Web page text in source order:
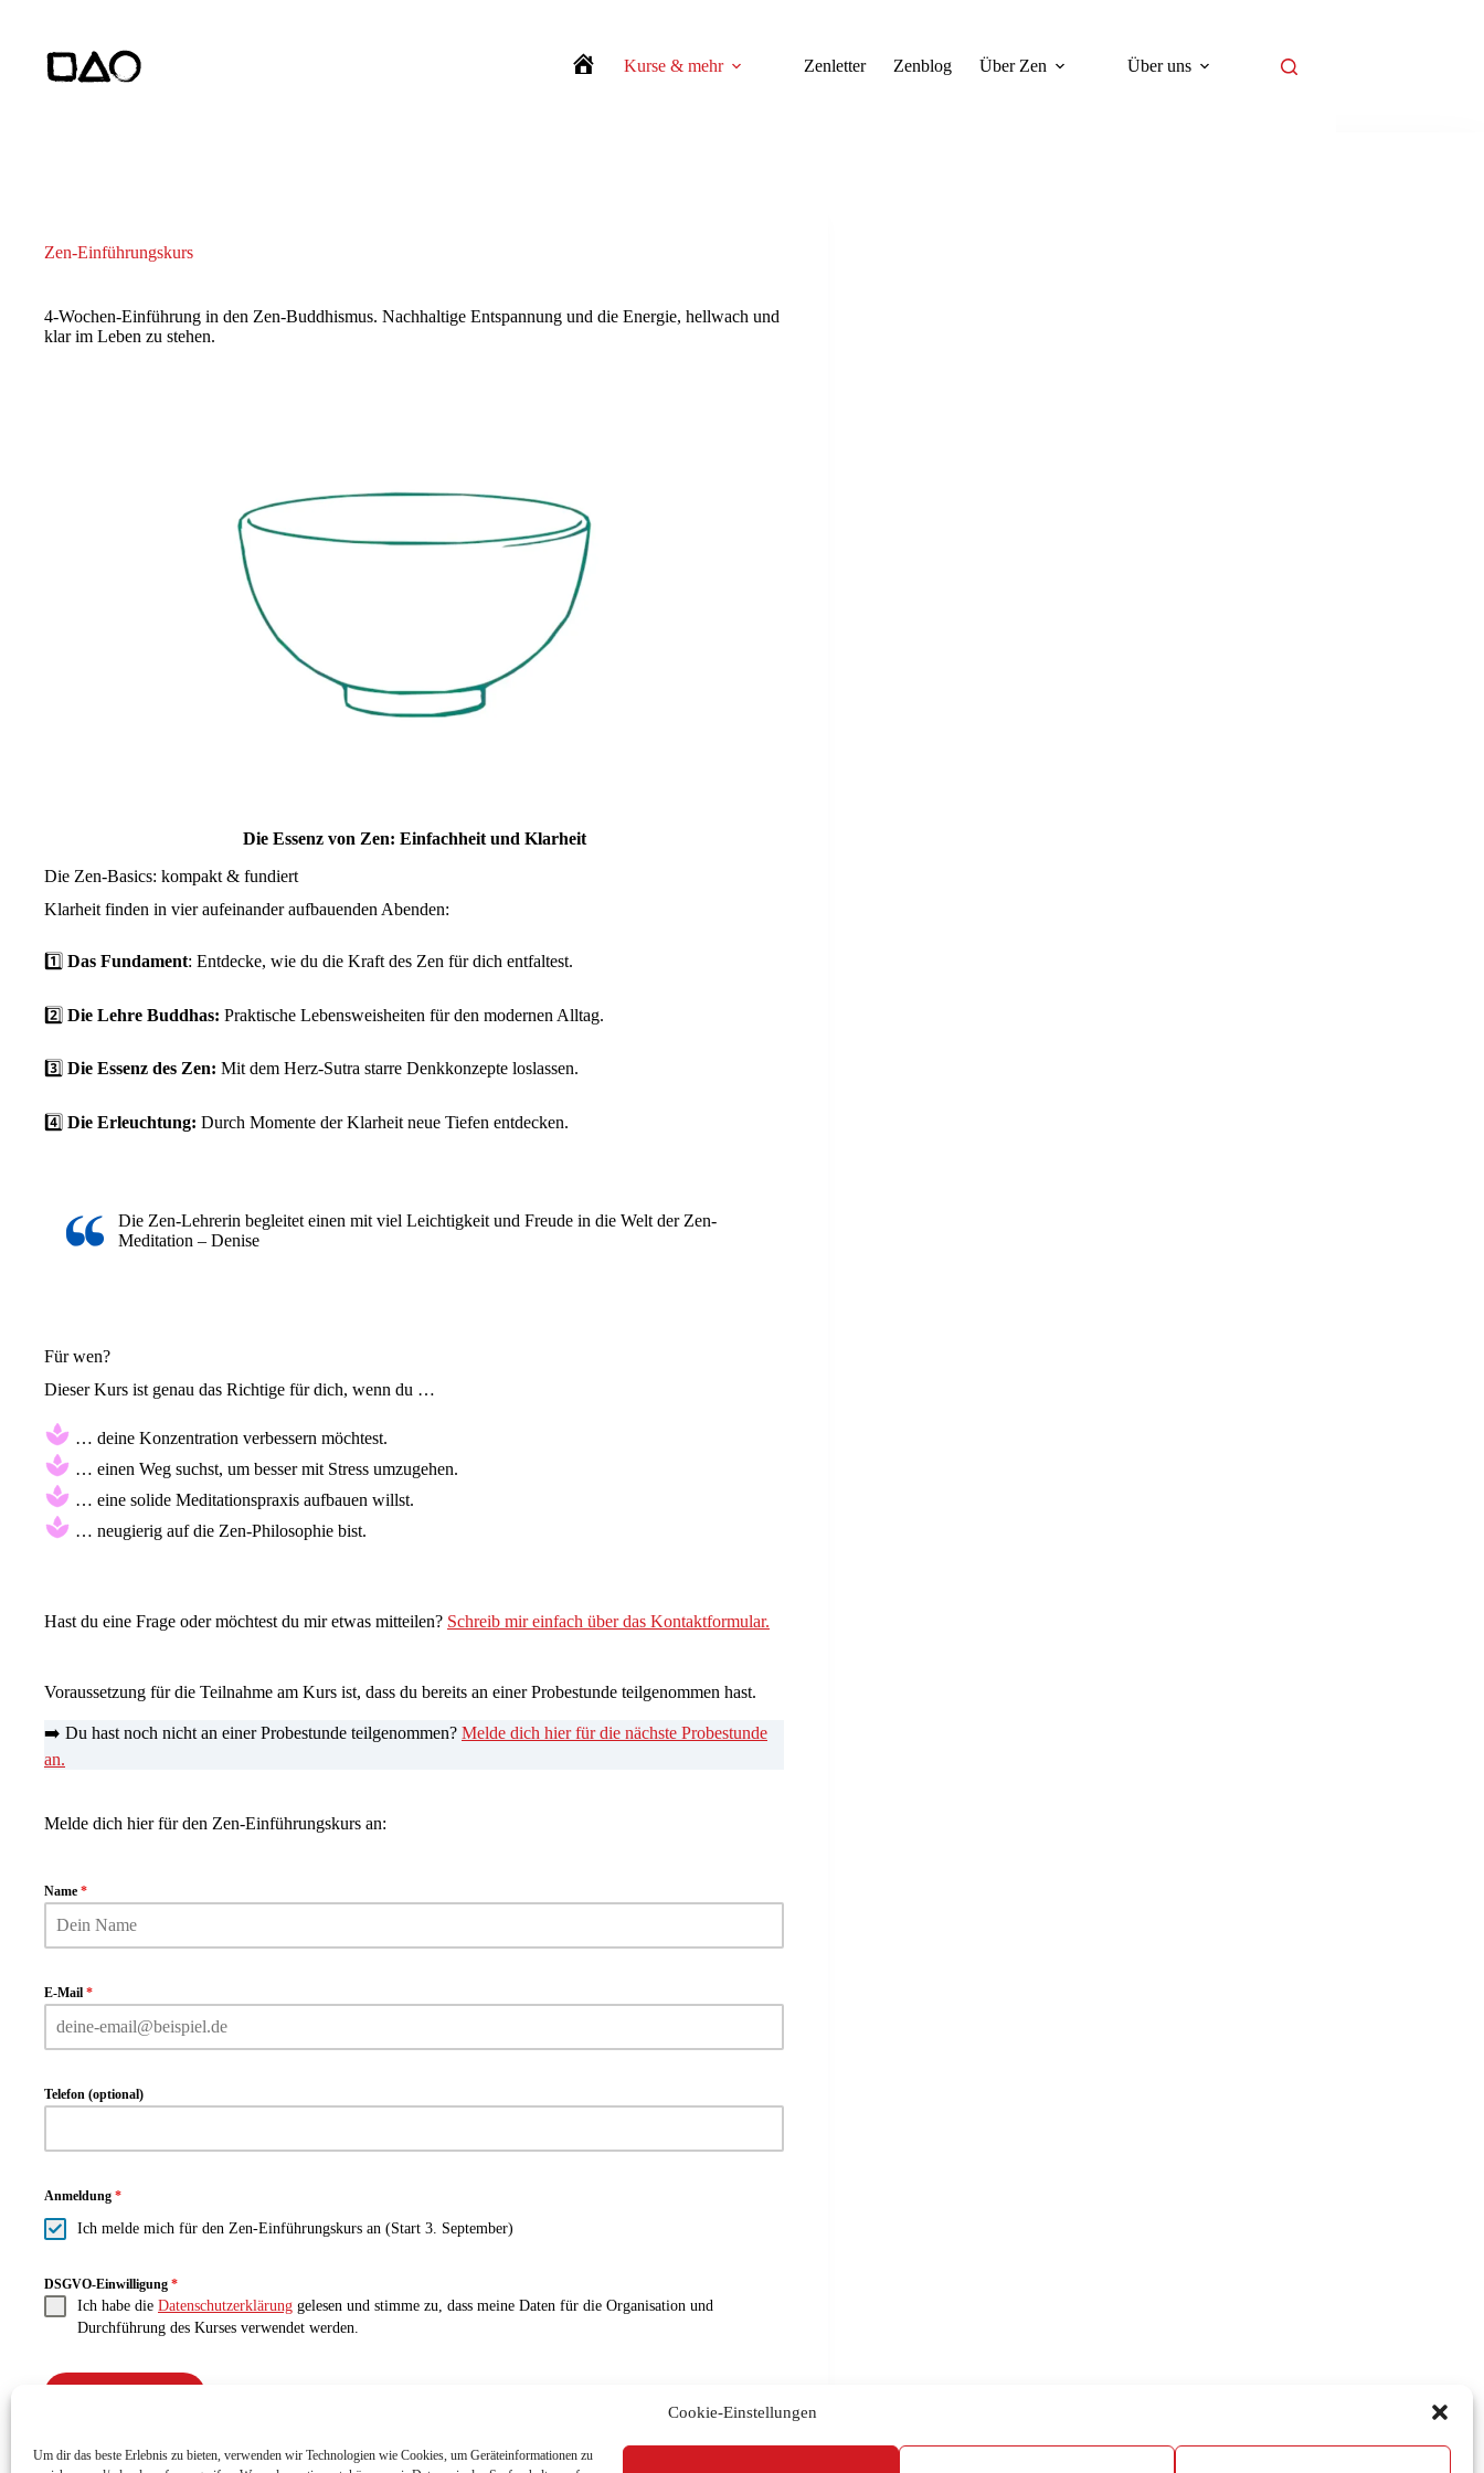
Cookie-Einstellungen
Um dir das beste Erlebnis zu bieten, verwenden wir Technologien wie Cookies, um Geräteinformationen zu
springen
Zen-Meditation Berlin
Kurse & mehr Zenletter Zenblog Über Zen Über uns
Zen-Einführungskurs
4-Wochen-Einführung in den Zen-Buddhismus. Nachhaltige Entspannung und die Energie, hellwach und
klar im Leben zu stehen.
Die Essenz von Zen: Einfachheit und Klarheit
Die Zen-Basics: kompakt & fundiert
Klarheit finden in vier aufeinander aufbauenden Abenden:
1️⃣ Das Fundament: Entdecke, wie du die Kraft des Zen für dich entfaltest.
2️⃣ Die Lehre Buddhas: Praktische Lebensweisheiten für den modernen Alltag.
3️⃣ Die Essenz des Zen: Mit dem Herz-Sutra starre Denkkonzepte loslassen.
4️⃣ Die Erleuchtung: Durch Momente der Klarheit neue Tiefen entdecken.
Die Zen-Lehrerin begleitet einen mit viel Leichtigkeit und Freude in die Welt der Zen-
Meditation – Denise
Für wen?
Dieser Kurs ist genau das Richtige für dich, wenn du …
… deine Konzentration verbessern möchtest.
… einen Weg suchst, um besser mit Stress umzugehen.
… eine solide Meditationspraxis aufbauen willst.
… neugierig auf die Zen-Philosophie bist.
Hast du eine Frage oder möchtest du mir etwas mitteilen? Schreib mir einfach über das Kontaktformular.
Voraussetzung für die Teilnahme am Kurs ist, dass du bereits an einer Probestunde teilgenommen hast.
➡️ Du hast noch nicht an einer Probestunde teilgenommen? Melde dich hier für die nächste Probestunde
an.
Melde dich hier für den Zen-Einführungskurs an:
Name *
E-Mail *
Telefon (optional)
Anmeldung *
Ich melde mich für den Zen-Einführungskurs an (Start 3. September)
DSGVO-Einwilligung *
Ich habe die Datenschutzerklärung gelesen und stimme zu, dass meine Daten für die Organisation und
Durchführung des Kurses verwendet werden.